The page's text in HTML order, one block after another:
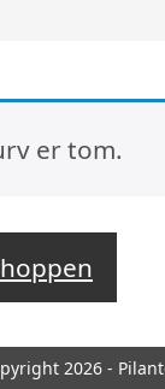
er tom.
2026 -